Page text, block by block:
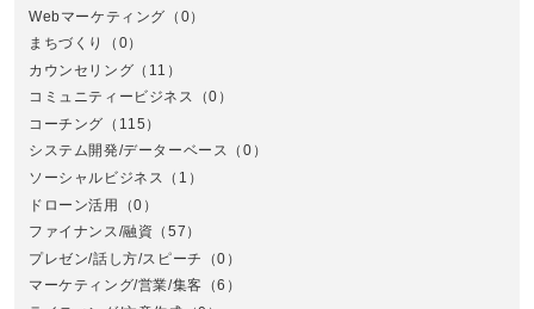
Webマーケティング （0）
まちづくり
（0）
カウンセリング （11）
コミュニティービジネス
（0）
コーチング （115）
システム開発/データーベース （0）
ソーシャルビジネス （1）
ドローン活用
（0）
ファイナンス/融資 （57）
プレゼン/話し方/スピーチ
（0）
マーケティング/営業/集客 （6）